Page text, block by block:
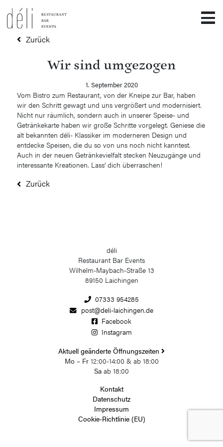
Zurück
Wir sind umgezogen
1. September 2020
Vom Bistro zum Restaurant, von der Kneipe zur Bar, haben
wir den Schritt gewagt und uns vergrößert und modernisiert.
Nicht nur räumlich, sondern auch in unserer Speise- und
Getränkekarte haben wir große Schritte vorgelegt. Geniese die
alt bekannten déli- Klassiker im moderneren Design und
entdecke Speisen, die du so von uns noch nicht kanntest.
Auch in der neuen Getränkevielfalt stecken Neuzugänge und
interessante Kreationen. Lass‘ dich überraschen!
Zurück
déli
Restaurant Bar Events
Wilhelm-Maybach-Straße 13
89150 Laichingen
07333 954285
post@deli-laichingen.de
Facebook
Instagram
Aktuell geänderte Öffnungszeiten
Mo – Fr12:00-14:00 & ab 18:00
Sa ab 18:00
Kontakt
Datenschutz
Impressum
Cookie-Richtlinie (EU)